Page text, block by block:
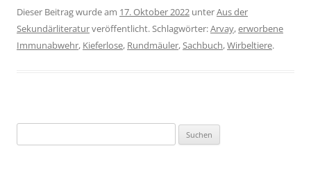
Dieser Beitrag wurde am 17. Oktober 2022 unterAus der
Sekundärliteraturveröffentlicht. Schlagwörter:Arvay,erworbene
Immunabwehr, Kieferlose, Rundmäuler,Sachbuch,Wirbeltiere.
nach: